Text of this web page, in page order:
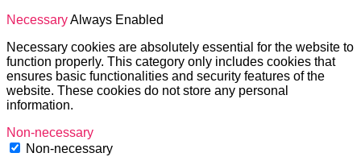
NecessaryAlways Enabled
Necessary cookies are absolutely essential for the website to
function properly. This category only includes cookies that
ensures basic functionalities and security features of the
website. These cookies do not store any personal
information.
Non-necessary
Non-necessary